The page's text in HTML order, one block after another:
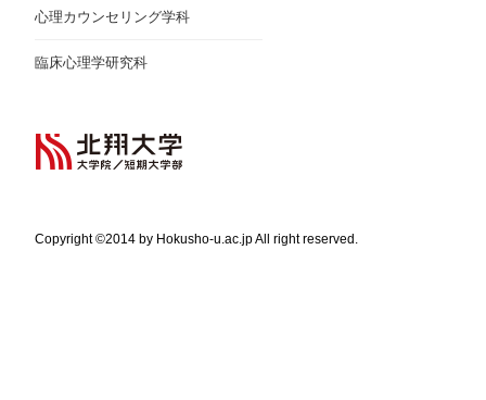
心理カウンセリング学科
臨床心理学研究科
Copyright ©2014 by Hokusho-u.ac.jp All right reserved.